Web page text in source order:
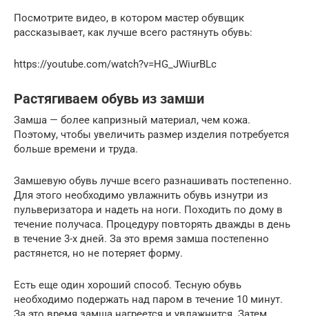
Посмотрите видео, в котором мастер обувщик
рассказывает, как лучше всего растянуть обувь:
https://youtube.com/watch?v=HG_JWiurBLc
Растягиваем обувь из замши
Замша — более капризный материал, чем кожа.
Поэтому, чтобы увеличить размер изделия потребуется
больше времени и труда.
Замшевую обувь лучше всего разнашивать постепенно.
Для этого необходимо увлажнить обувь изнутри из
пульверизатора и надеть на ноги. Походить по дому в
течение получаса. Процедуру повторять дважды в день
в течение 3-х дней. За это время замша постепенно
растянется, но не потеряет форму.
Есть еще один хороший способ. Тесную обувь
необходимо подержать над паром в течение 10 минут.